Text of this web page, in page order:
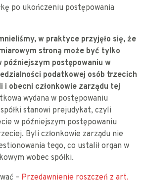
po ukończeniu postępowania
w praktyce przyjęło się, że
stroną może być tylko
późniejszym postępowaniu w
podatkowej osób trzecich
i obecni członkowie zarządu tej
wydana w postępowaniu
stanowi prejudykat, czyli
w późniejszym postępowaniu
Byli członkowie zarządu nie
tego, co ustalił organ w
wobec spółki.
– Przedawnienie roszczeń z art.